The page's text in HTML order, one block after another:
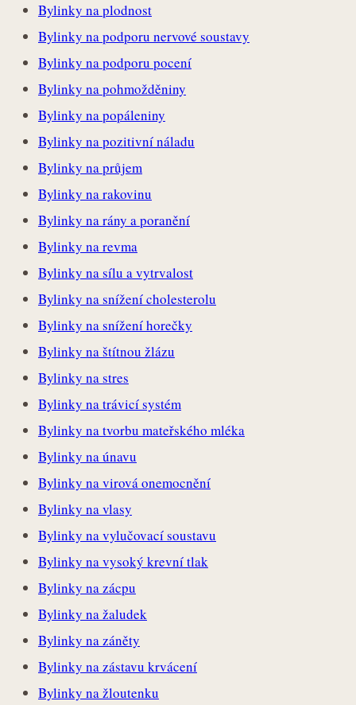
Bylinky na plodnost
Bylinky na podporu nervové soustavy
Bylinky na podporu pocení
Bylinky na pohmožděniny
Bylinky na popáleniny
Bylinky na pozitivní náladu
Bylinky na průjem
Bylinky na rakovinu
Bylinky na rány a poranění
Bylinky na revma
Bylinky na sílu a vytrvalost
Bylinky na snížení cholesterolu
Bylinky na snížení horečky
Bylinky na štítnou žlázu
Bylinky na stres
Bylinky na trávicí systém
Bylinky na tvorbu mateřského mléka
Bylinky na únavu
Bylinky na virová onemocnění
Bylinky na vlasy
Bylinky na vylučovací soustavu
Bylinky na vysoký krevní tlak
Bylinky na zácpu
Bylinky na žaludek
Bylinky na záněty
Bylinky na zástavu krvácení
Bylinky na žloutenku